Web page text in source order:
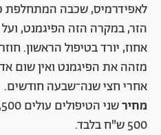
אחוז, יורד בטיפול הראשון.
מזהה את הפיגמנט ואין שום
אחרי חצי שנה־שבעה חודשים.
מחיר
500 ש"ח בלבד.